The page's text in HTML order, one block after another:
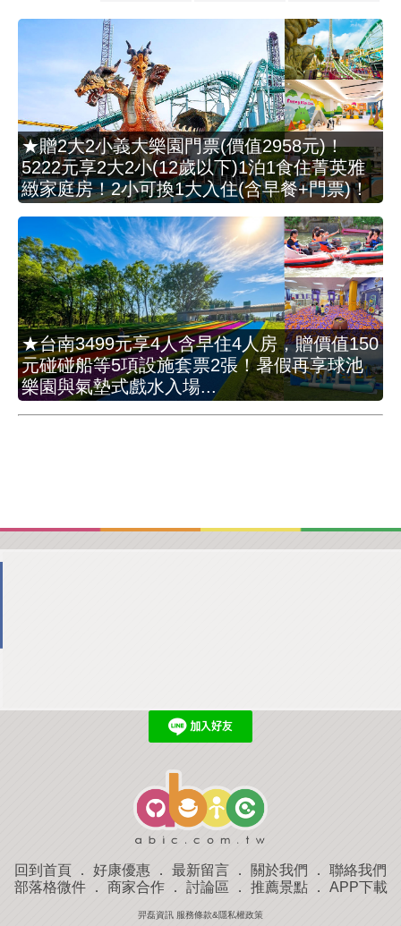
★贈2大2小義大樂園門票(價值2958元)！
5222元享2大2小(12歲以下)1泊1食住菁英雅
緻家庭房！2小可換1大入住(含早餐+門票)！
★台南3499元享4人含早住4人房，贈價值150
元碰碰船等5項設施套票2張！暑假再享球池
樂園與氣墊式戲水入場...
回到首頁 ． 好康優惠 ． 最新留言 ． 關於我們 ． 聯絡我們
部落格微件． 商家合作． 討論區 ． 推薦景點． APP下載
羿磊資訊 服務條款&隱私權政策